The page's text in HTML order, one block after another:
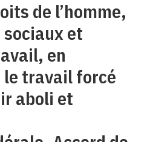
de l’homme,
et
en
travail forcé
aboli et